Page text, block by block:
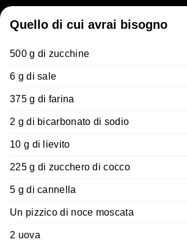
Quello di cui avrai bisogno
500 g di zucchine
6 g di sale
375 g di farina
2 g di bicarbonato di sodio
10 g di lievito
225 g di zucchero di cocco
5 g di cannella
Un pizzico di noce moscata
2 uova